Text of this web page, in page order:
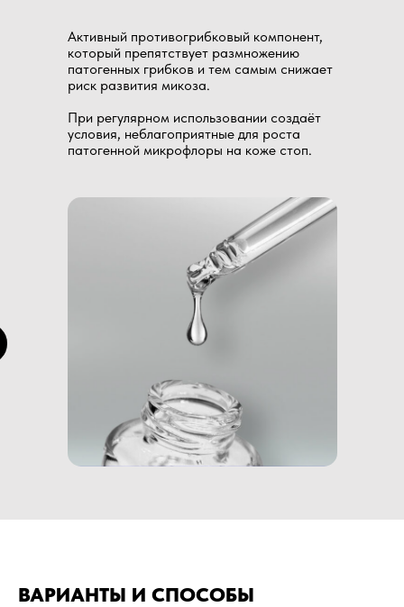
Активный противогрибковый компонент,
который препятствует размножению
патогенных грибков и тем самым снижает
риск развития микоза.​
При регулярном использовании создаёт
условия, неблагоприятные для роста
патогенной микрофлоры на коже стоп.​
ВАРИАНТЫ И СПОСОБЫ